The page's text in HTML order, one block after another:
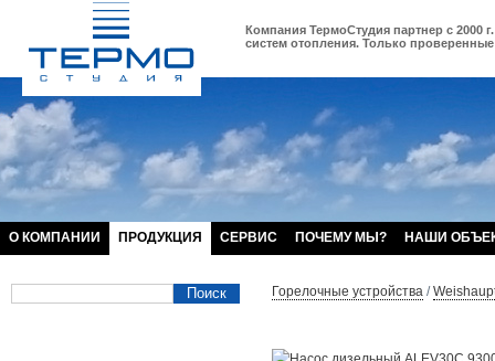
Горелочные устройства /
Компания ТермоСтудия партнер с 2000
систем отопления. Только
О КОМПАНИИ ПРОДУКЦИЯ СЕРВИС ПОЧЕМУ МЫ? НАШИ